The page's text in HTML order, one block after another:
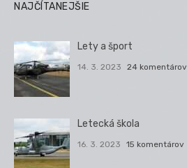
NAJČÍTANEJŠIE
Lety a šport
14. 3. 2023 24 komentárov
Letecká škola
16. 3. 2023 15 komentárov